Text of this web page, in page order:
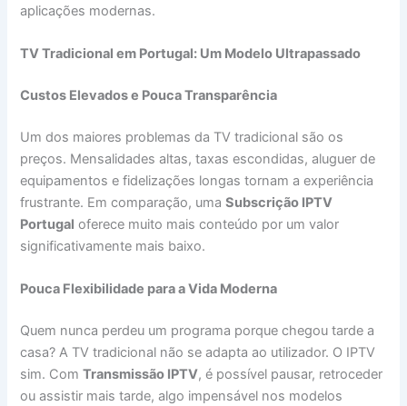
aplicações modernas.
TV Tradicional em Portugal: Um Modelo Ultrapassado
Custos Elevados e Pouca Transparência
Um dos maiores problemas da TV tradicional são os
preços. Mensalidades altas, taxas escondidas, aluguer de
equipamentos e fidelizações longas tornam a experiência
frustrante. Em comparação, umaSubscrição IPTV
Portugal oferece muito mais conteúdo por um valor
significativamente mais baixo.
Pouca Flexibilidade para a Vida Moderna
Quem nunca perdeu um programa porque chegou tarde a
casa? A TV tradicional não se adapta ao utilizador. O IPTV
sim. ComTransmissão IPTV, é possível pausar, retroceder
ou assistir mais tarde, algo impensável nos modelos